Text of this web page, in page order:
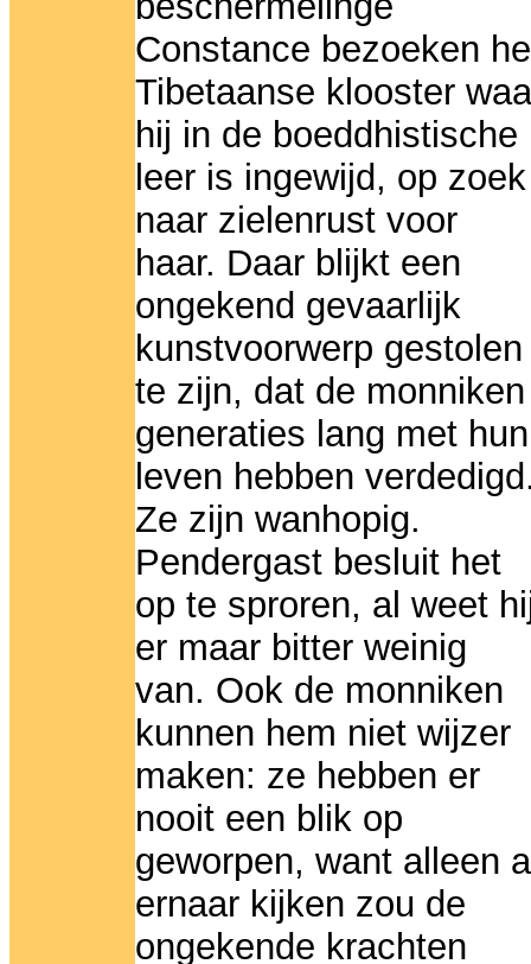
Constance bezoeken
Tibetaanse klooster
hij in de boeddhistische
leer is ingewijd, op zoek
naar zielenrust voor
haar. Daar blijkt een
ongekend gevaarlijk
kunstvoorwerp gestolen
te zijn, dat de monniken
generaties lang met hun
leven hebben
Ze zijn wanhopig.
Pendergast besluit het
op te sproren, al weet
er maar bitter weinig
van. Ook de monniken
kunnen hem niet wijzer
maken: ze hebben er
nooit een blik op
geworpen, want alleen
ernaar kijken zou de
ongekende krachten